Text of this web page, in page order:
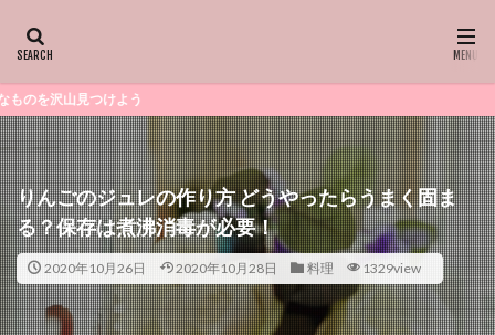
りんごのジュレの作り方 どうやったらうまく固ま
る？保存は煮沸消毒が必要！
2020年10月26日 2020年10月28日 料理 1329view